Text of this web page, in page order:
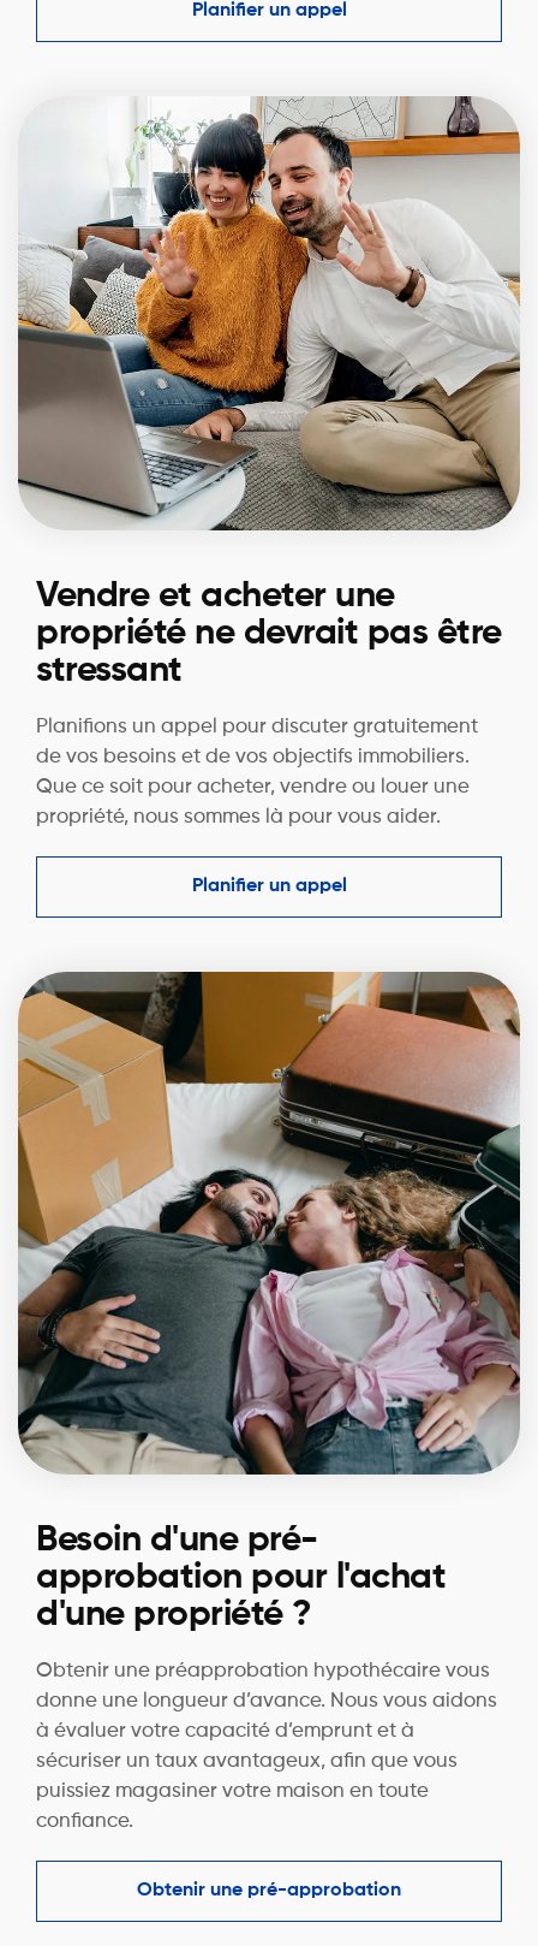
Planifier un appel
Vendre et acheter une
propriété ne devrait pas être
stressant
Planifions un appel pour discuter gratuitement
de vos besoins et de vos objectifs immobiliers.
Que ce soit pour acheter, vendre ou louer une
propriété, nous sommes là pour vous aider.
Planifier un appel
Besoin d'une pré-
approbation pour l'achat
d'une propriété ?
Obtenir une préapprobation hypothécaire vous
donne une longueur d’avance. Nous vous aidons
à évaluer votre capacité d’emprunt et à
sécuriser un taux avantageux, afin que vous
puissiez magasiner votre maison en toute
confiance.
Obtenir une pré-approbation